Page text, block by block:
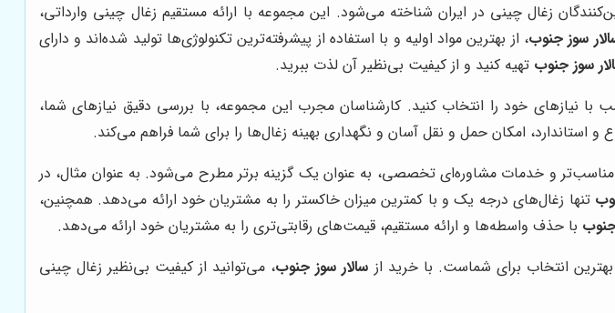
زغال چینی در ایران شناخته می‌شود. این مجموعه با ارائه مستقیم زغال چینی وارداتی،
سوز جنوب، از بهترین مواد اولیه و با استفاده از پیشرفته‌ترین تکنولوژی‌ها تولید شده‌اند و دارای
سوز جنوب تهیه کنید و از کیفیت بی‌نظیر آن لذت ببرید.
نیازهای خود را انتخاب کنید. کارشناسان مجرب این مجموعه، با بررسی دقیق نیازهای شما،
و استاندارد، امکان حمل و نقل آسان و نگهداری بهینه زغال‌ها را برای شما فراهم می‌کند.
مناسب‌تر و خدمات مشاوره‌ای تخصصی، به عنوان یک گزینه برتر مطرح می‌شود. به عنوان مثال، در
تنها زغال‌های درجه یک و با کمترین میزان خاکستر را به مشتریان خود ارائه می‌دهد. همچنین،
با حذف واسطه‌ها و ارائه مستقیم، قیمت‌های رقابتی‌تری را به مشتریان خود ارائه می‌دهد.
بهترین انتخاب برای شماست. با خرید از سالار سوز جنوب، می‌توانید از کیفیت بی‌نظیر زغال چینی